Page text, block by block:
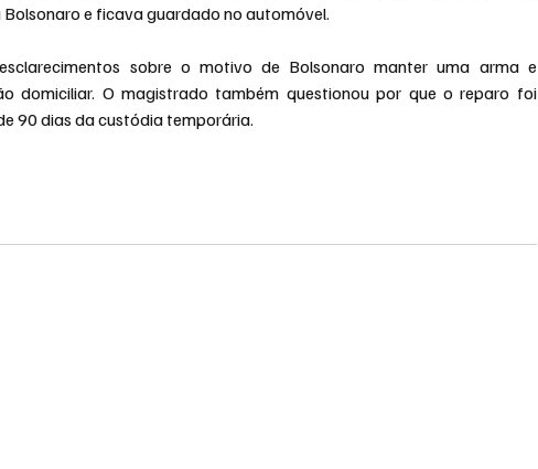
e ficava guardado no automóvel.
sobre o motivo de Bolsonaro manter uma arma e
domiciliar. O magistrado também questionou por que o reparo foi
90 dias da custódia temporária.